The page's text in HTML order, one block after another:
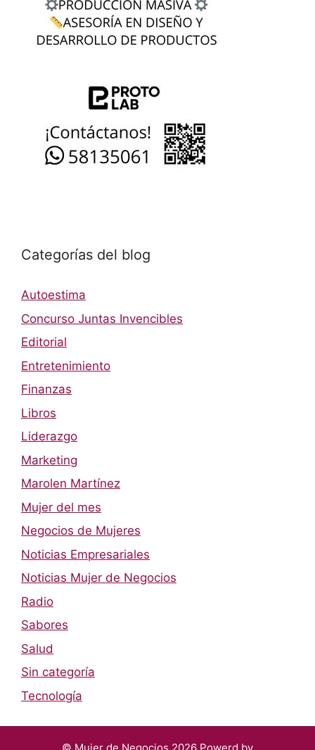
Categorías del blog
Autoestima
Concurso Juntas Invencibles
Editorial
Entretenimiento
Finanzas
Libros
Liderazgo
Marketing
Marolen Martínez
Mujer del mes
Negocios de Mujeres
Noticias Empresariales
Noticias Mujer de Negocios
Radio
Sabores
Salud
Sin categoría
Tecnología